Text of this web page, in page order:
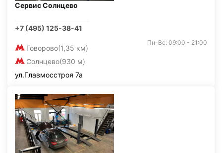
Сервис Солнцево
+7 (495) 125-38-41
Говорово(1,35 км)
Солнцево(930 м)
Пн-Вс: 09:00 - 21:00
ул.Главмосстроя 7а